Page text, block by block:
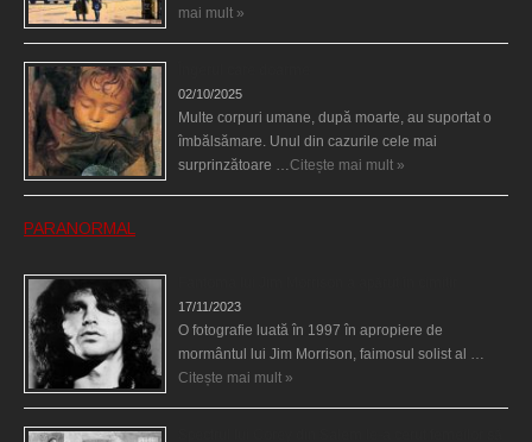
mai mult »
02/10/2025
Multe corpuri umane, după moarte, au suportat o
îmbălsămare. Unul din cazurile cele mai
surprinzătoare …Citește mai mult »
PARANORMAL
17/11/2023
O fotografie luată în 1997 în apropiere de
mormântul lui Jim Morrison, faimosul solist al …
Citește mai mult »